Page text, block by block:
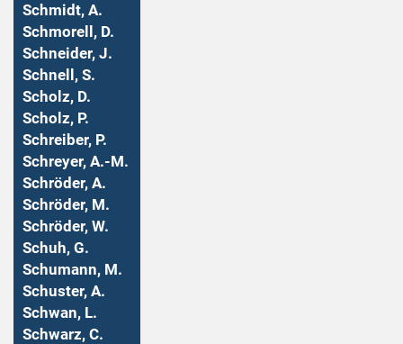
Schmidt, A.
Schmorell, D.
Schneider, J.
Schnell, S.
Scholz, D.
Scholz, P.
Schreiber, P.
Schreyer, A.-M.
Schröder, A.
Schröder, M.
Schröder, W.
Schuh, G.
Schumann, M.
Schuster, A.
Schwan, L.
Schwarz, C.